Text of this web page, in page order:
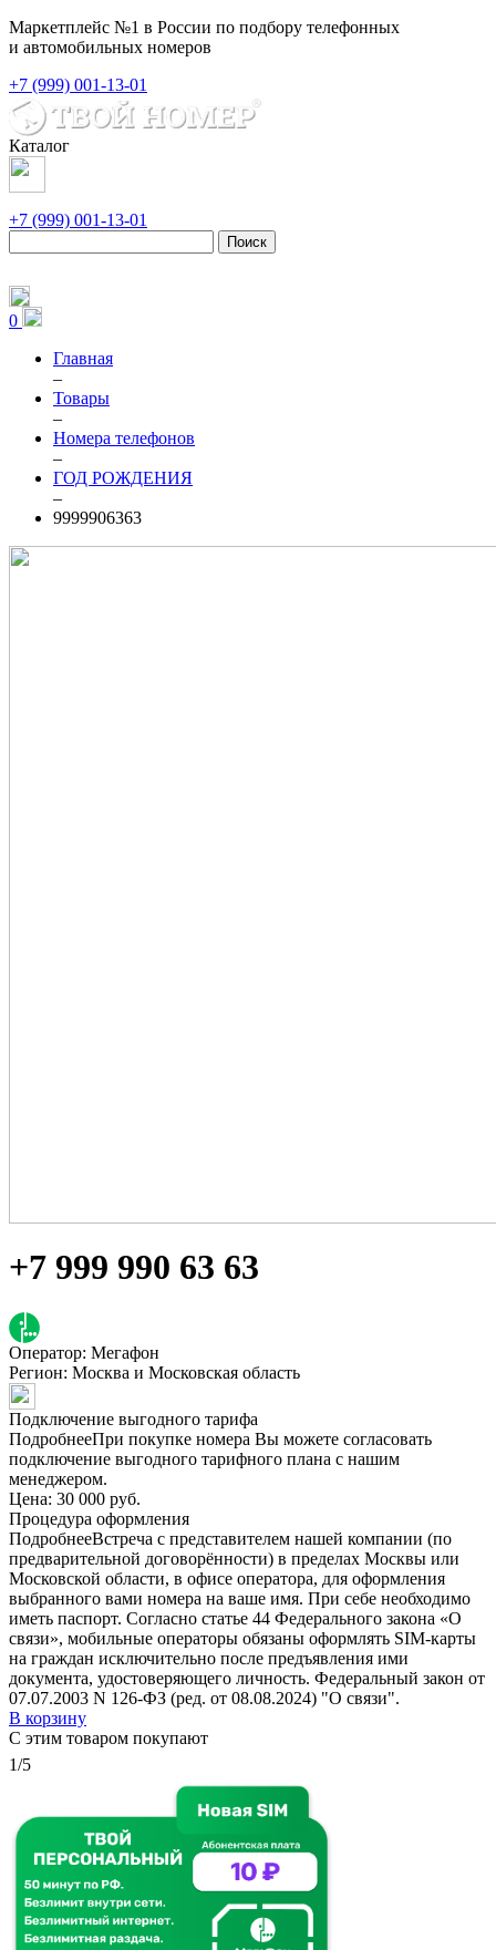
Маркетплейс №1 в России по подбору телефонных
и автомобильных номеров
+7 (999) 001-13-01
Каталог
+7 (999) 001-13-01
Поиск
0
Главная
–
Товары
–
Номера телефонов
–
ГОД РОЖДЕНИЯ
–
9999906363
+7 999 990 63 63
Оператор: Мегафон
Регион: Москва и Московская область
Подключение выгодного тарифа
ПодробнееПри покупке номера Вы можете согласовать
подключение выгодного тарифного плана с нашим
менеджером.
Цена: 30 000 руб.
Процедура оформления
ПодробнееВстреча с представителем нашей компании (по
предварительной договорённости) в пределах Москвы или
Московской области, в офисе оператора, для оформления
выбранного вами номера на ваше имя. При себе необходимо
иметь паспорт. Согласно статье 44 Федерального закона «О
связи», мобильные операторы обязаны оформлять SIM-карты
на граждан исключительно после предъявления ими
документа, удостоверяющего личность. Федеральный закон от
07.07.2003 N 126-ФЗ (ред. от 08.08.2024) "О связи".
В корзину
С этим товаром покупают
1/5